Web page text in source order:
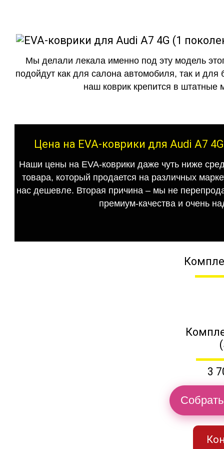
Мы делали лекала именно под эту модель
подойдут как для салона автомобиля, так и для
наш коврик крепится в штатные
Цена на EVA-коврики для Audi A7
Наши цены на EVA-коврики даже чуть ниже
товара, который продается на различных
нас дешевле. Вторая причина – мы не
премиум-качества и очень
3